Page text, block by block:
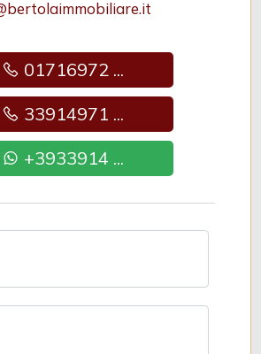
01716972 ...
33914971 ...
+3933914 ...